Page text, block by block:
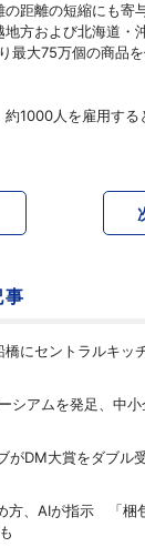
距離の短縮にも寄
方および北海道・
最大75万個の商品
1000人を雇用する
事
橋にセントラルキ
シアムを発足、中
がDM大賞をダブル
方、AIが指示 「梱